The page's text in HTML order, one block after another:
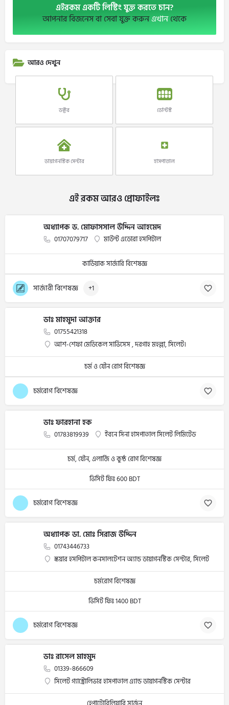
এইরকম একটি লিস্টিং যুক্ত করতে চান?
আপনার বিজনেস বা সেবা যুক্ত করুনএখানথেকে
আরও দেখুন
ডক্টর ডেন্টিস্ট
ডায়াগনস্টিক সেন্টার হাসপাতাল
এই রকম আরও প্রোফাইলঃ
অধ্যাপক ড. মোফাসসাল উদ্দিন আহমেদ
01707079717 মাউন্ট এডোরা হসপিটাল
কার্ডিয়াক সার্জারি বিশেষজ্ঞ
সার্জারী বিশেষজ্ঞ +1
ডাঃ মাহমুদা আক্তার
01755421318
আশ-শেফা মেডিকেল সার্ভিসেস , দরগাহ মহল্লা, সিলেট।
চর্ম ও যৌন রোগ বিশেষজ্ঞ
চর্মরোগ বিশেষজ্ঞ
ডাঃ ফারহানা হক
01783819939 ইবনে সিনা হাসপাতাল সিলেট লিমিটেড
চর্ম, যৌন, এলার্জি ও কুষ্ঠ রোগ বিশেষজ্ঞ
ভিসিট ফিঃ 600 BDT
চর্মরোগ বিশেষজ্ঞ
অধ্যাপক ডা. মোঃ সিরাজ উদ্দিন
01743446733
স্কয়ার হসপিটাল কনসালটেশন অ্যান্ড ডায়াগনস্টিক সেন্টার, সিলেট
চর্মরোগ বিশেষজ্ঞ
ভিসিট ফিঃ 1400 BDT
চর্মরোগ বিশেষজ্ঞ
ডাঃ রাসেল মাহমুদ
01339-866609
সিলেট গ্যাস্ট্রোলিভার হাসপাতাল এ্যান্ড ডায়াগনস্টিক সেন্টার